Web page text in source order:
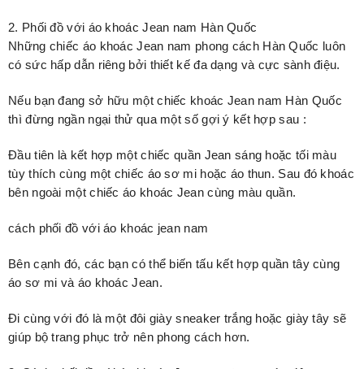
2. Phối đồ với áo khoác Jean nam Hàn Quốc
Những chiếc áo khoác Jean nam phong cách Hàn Quốc luôn
có sức hấp dẫn riêng bởi thiết kế đa dạng và cực sành điệu.
Nếu bạn đang sở hữu một chiếc khoác Jean nam Hàn Quốc
thì đừng ngần ngại thử qua một số gợi ý kết hợp sau :
Đầu tiên là kết hợp một chiếc quần Jean sáng hoặc tối màu
tùy thích cùng một chiếc áo sơ mi hoặc áo thun. Sau đó khoác
bên ngoài một chiếc áo khoác Jean cùng màu quần.
cách phối đồ với áo khoác jean nam
Bên cạnh đó, các bạn có thể biến tấu kết hợp quần tây cùng
áo sơ mi và áo khoác Jean.
Đi cùng với đó là một đôi giày sneaker trắng hoặc giày tây sẽ
giúp bộ trang phục trở nên phong cách hơn.